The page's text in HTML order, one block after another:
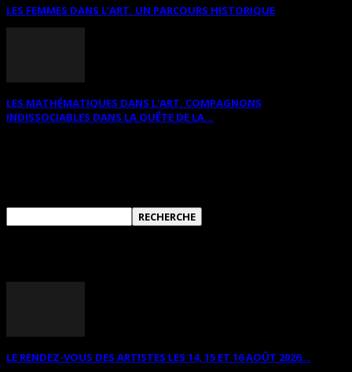
LES FEMMES DANS L’ART. UN PARCOURS HISTORIQUE
LES MATHÉMATIQUES DANS L’ART. COMPAGNONS
INDISSOCIABLES DANS LA QUÊTE DE LA...
LE RENDEZ-VOUS DES ARTISTES LES 14, 15 ET 16 AOÛT 2026...